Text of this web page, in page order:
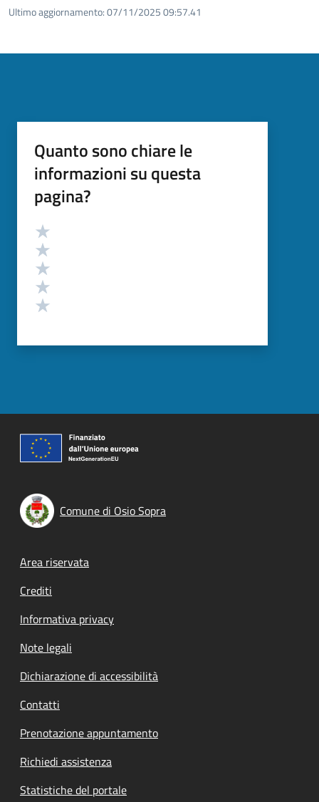
Ultimo aggiornamento:07/11/2025 09:57.41
Quanto sono chiare le
informazioni su questa
pagina?
Valutazione
Comune di Osio Sopra
Footer menu
Area riservata
Crediti
Informativa privacy
Note legali
Dichiarazione di accessibilità
Contatti
Prenotazione appuntamento
Richiedi assistenza
Statistiche del portale